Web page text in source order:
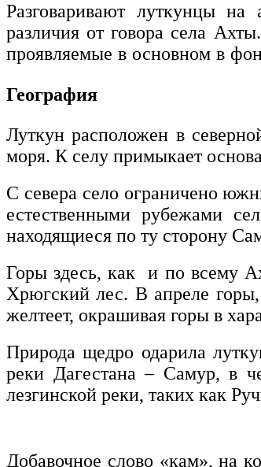
Разговаривают луткунцы на
различия от говора села
проявляемые в основном в
География
Луткун расположен в
моря. К селу примыкает
С севера село ограничено
естественными рубежами
находящиеся по ту сторону
Горы здесь, как и по всему
Хрюгский лес. В апреле горы,
желтеет, окрашивая горы в
Природа щедро одарила
реки Дагестана – Самур, в
лезгинской реки, таких как
Добавочное слово «кам», на